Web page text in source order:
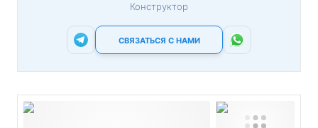
Конструктор
СВЯЗАТЬСЯ С НАМИ